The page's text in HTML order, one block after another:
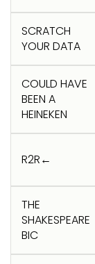
Creative
Commerce
Creative Data
Creative
Effectiveness
Creative
Creative Brand
Creative
Business
Creative
Commerce
Creative Data
SCRATCH
YOUR DATA
COULD HAVE
BEEN A
HEINEKEN
R2R←
THE
SHAKESPEARE
BIC